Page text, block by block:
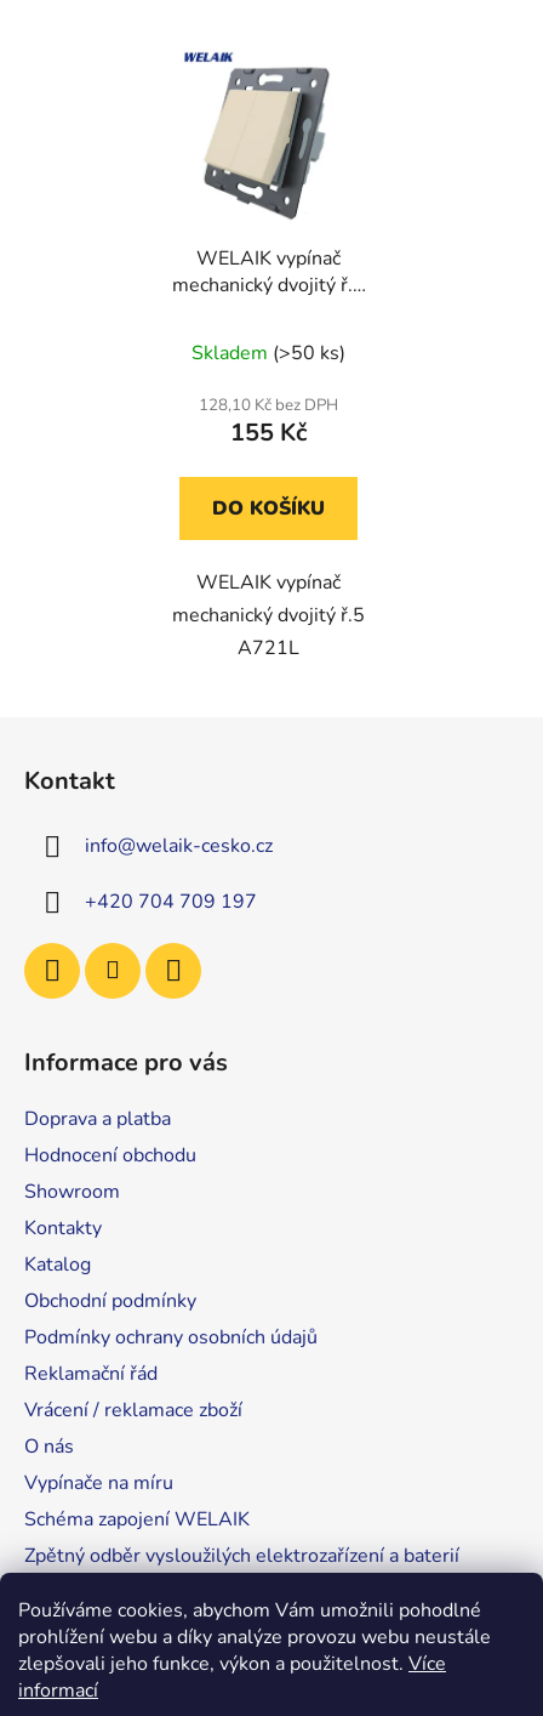
Používáme cookies, abychom Vám umožnili pohodlné
prohlížení webu a díky analýze provozu webu neustále
zlepšovali jeho funkce, výkon a použitelnost. Více
informací
WELAIK vypínač
mechanický dvojitý ř.5
Skladem (>50 ks)
128,10 Kč bez DPH
155 Kč
DO KOŠÍKU
WELAIK vypínač
mechanický dvojitý ř.5
A721L
Kontakt
info@welaik-cesko.cz
+420 704 709 197
Informace pro vás
Doprava a platba
Hodnocení obchodu
Showroom
Kontakty
Katalog
Obchodní podmínky
Podmínky ochrany osobních údajů
Reklamační řád
Vrácení / reklamace zboží
O nás
Vypínače na míru
Schéma zapojení WELAIK
Zpětný odběr vysloužilých elektrozařízení a baterií